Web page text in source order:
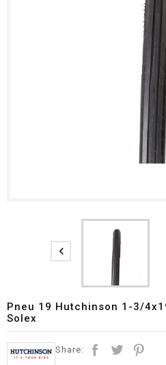

Pneu 19 Hutchinson 1-3/
Solex
Share: